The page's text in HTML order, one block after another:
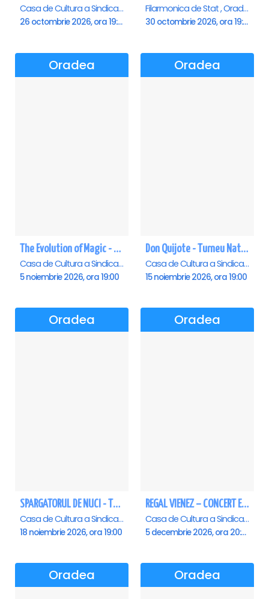
Casa de Cultura a Sindicatelor , Oradea
26 octombrie 2026, ora 19:00
Filarmonica de Stat , Oradea
30 octombrie 2026, ora 19:00
Oradea
The Evolution of Magic - Oradea
Casa de Cultura a Sindicatelor , Oradea
5 noiembrie 2026, ora 19:00
Oradea
Don Quijote - Turneu National de balet - Oradea
Casa de Cultura a Sindicatelor , Oradea
15 noiembrie 2026, ora 19:00
Oradea
SPARGATORUL DE NUCI - Turneu National - Oradea
Casa de Cultura a Sindicatelor , Oradea
18 noiembrie 2026, ora 19:00
Oradea
REGAL VIENEZ – CONCERT EXTRAORDINAR DE CRACIUN - Oradea
Casa de Cultura a Sindicatelor , Oradea
5 decembrie 2026, ora 20:00
Oradea Oradea